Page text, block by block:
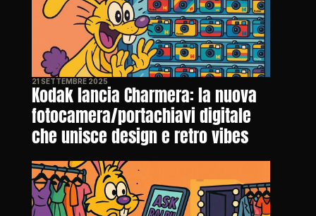
21 SETTEMBRE 2025
Kodak lancia Charmera: la nuova
fotocamera/portachiavi digitale
che unisce design e retro vibes